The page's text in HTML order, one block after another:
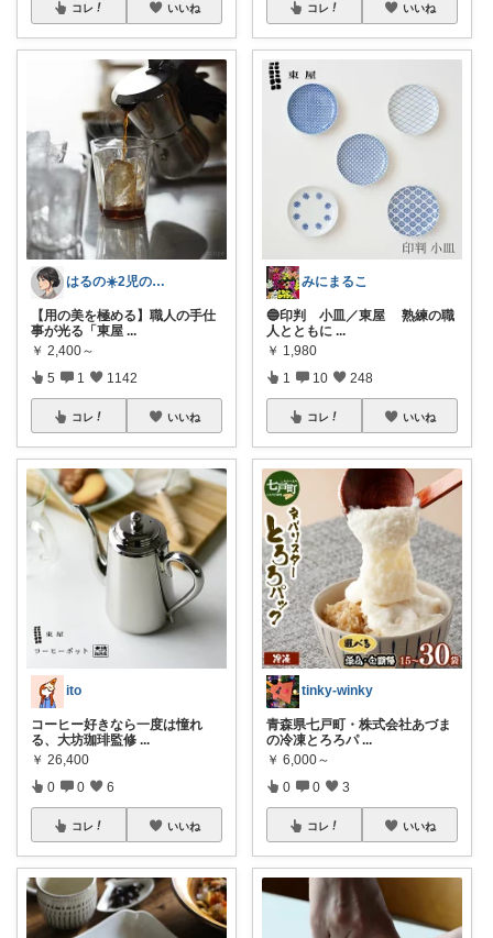
コレ いいね
はるの☀️2児のママ𓂃◌𓈒𓐍
【用の美を極める】職人の手仕
事が光る「東屋 ...
￥ 2,400～
5 1 1142
コレ いいね
ito
コーヒー好きなら一度は憧れ
る、大坊珈琲監修 ...
￥ 26,400
0 0 6
コレ いいね
コレ いいね
みにまるこ
🔵印判 小皿／東屋 熟練の職
人とともに ...
￥ 1,980
1 10 248
コレ いいね
tinky-winky
青森県七戸町・株式会社あづま
の冷凍とろろパ ...
￥ 6,000～
0 0 3
コレ いいね